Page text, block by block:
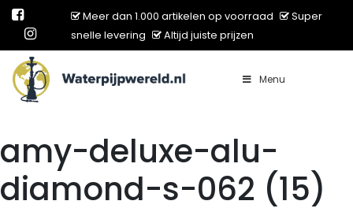
Meer dan 1.000 artikelen op voorraad
Super
snelle levering
Altijd juiste prijzen
Main Navigation Menu
amy-deluxe-alu-
diamond-s-062 (15)